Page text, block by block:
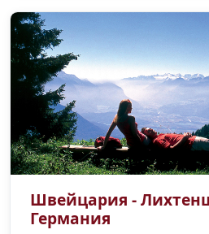
Швейцария -
Германия